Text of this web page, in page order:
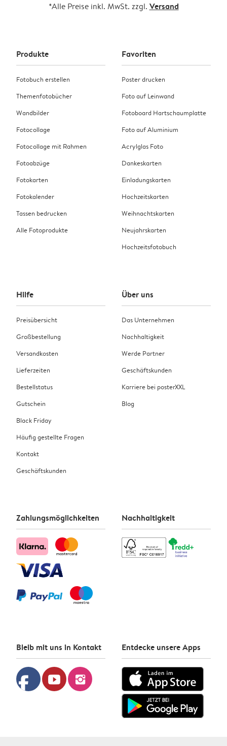
*Alle Preise inkl. MwSt. zzgl. Versand
Produkte
Fotobuch erstellen
Themenfotobücher
Wandbilder
Fotocollage
Fotocollage mit Rahmen
Fotoabzüge
Fotokarten
Fotokalender
Tassen bedrucken
Alle Fotoprodukte
Favoriten
Poster drucken
Foto auf Leinwand
Fotoboard Hartschaumplatte
Foto auf Aluminium
Acrylglas Foto
Dankeskarten
Einladungskarten
Hochzeitskarten
Weihnachtskarten
Neujahrskarten
Hochzeitsfotobuch
Hilfe
Preisübersicht
Großbestellung
Versandkosten
Lieferzeiten
Bestellstatus
Gutschein
Black Friday
Häufig gestellte Fragen
Kontakt
Geschäftskunden
Über uns
Das Unternehmen
Nachhaltigkeit
Werde Partner
Geschäftskunden
Karriere bei posterXXL
Blog
Zahlungsmöglichkeiten Nachhaltigkeit
Bleib mit uns in Kontakt
facebook youtube instagram
Entdecke unsere Apps